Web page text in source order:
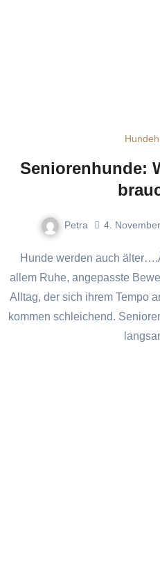
Seniorenhunde:
Petra 4.
Hunde werden auch älter….Ältere Hunde brauchen vor
allem Ruhe, angepasste
Alltag, der sich ihrem Tempo
kommen schleichend.